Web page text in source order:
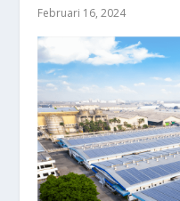
Februari 16, 2024